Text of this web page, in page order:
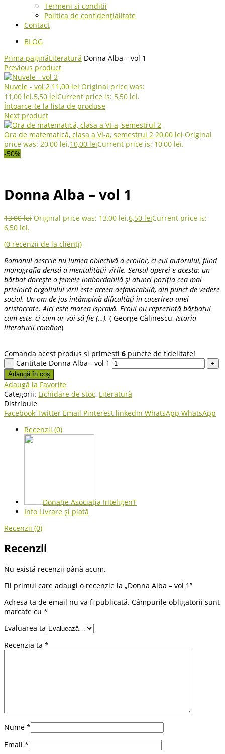
Termeni si conditii
Politica de confidențialitate
Contact
BLOG
Prima paginăLiteratură Donna Alba – vol 1
Previous product
Nuvele - vol 2 11,00lei Original price was:
11,00 lei.5,50 leiCurrent price is: 5,50 lei.
Întoarce-te la lista de produse
Next product
Ora de matematică, clasa a VI-a, semestrul 2 20,00lei Original
price was: 20,00 lei.10,00 leiCurrent price is: 10,00 lei.
-50%
Donna Alba – vol 1
13,00lei Original price was: 13,00 lei.6,50 leiCurrent price is:
6,50 lei.
(0 recenzii de la clienți)
Romanul descrie nu lumea obiectivă a eroilor, ci eul autorului, fiind
monografia densă a mentalităţii virile. Sensul operei e acesta: un
bărbat doreşte o femeie inabordabilă şi atunci poziţia cea mai
prielnică orgoliului viril este aceea defavorabilă, din punct de vedere
social. Un om de jos întâmpină dificultăţi în cucerirea unei
aristocrate. Aici este marea ispravă. Eroul nu reprezintă bărbatul
cum este, ci cum ar voi să fie (…). ( George Călinescu, Istoria
literaturii române)
Comanda acest produs si primesti 6 puncte de fidelitate!
Cantitate Donna Alba - vol 1
Adaugă în coș
Adaugă la Favorite
Categorii: Lichidare de stoc, Literatură
Distribuie
Facebook Twitter Email Pinterest linkedin WhatsApp WhatsApp
Recenzii (0)
Donație Asociația InteligenT
Info Livrare și plată
Recenzii (0)
Recenzii
Nu există recenzii până acum.
Fii primul care adaugi o recenzie la „Donna Alba – vol 1”
Adresa ta de email nu va fi publicată. Câmpurile obligatorii sunt
marcate cu *
Evaluarea ta
Recenzia ta *
Nume *
Email *